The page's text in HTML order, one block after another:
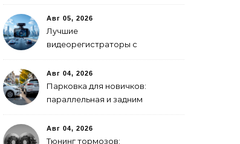
выбрать
Авг 05, 2026
Лучшие
видеорегистраторы с
2026 года
Авг 04, 2026
Парковка для новичков:
параллельная и задним
Авг 04, 2026
Тюнинг тормозов: